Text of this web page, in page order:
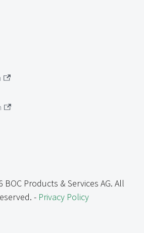
Products & Services AG. All
- Privacy Policy